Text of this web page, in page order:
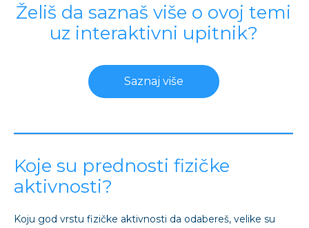
Želiš da saznaš više o ovoj temi
uz interaktivni upitnik?
Saznaj više
Koje su prednosti fizičke
aktivnosti?
Koju god vrstu fizičke aktivnosti da odabereš, velike su